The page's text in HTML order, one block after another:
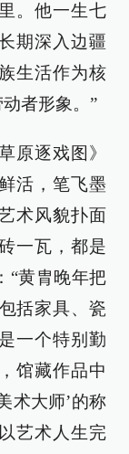
。他一生七
期深入边疆
生活作为核
者形象。”
原逐戏图》
活，笔飞墨
术风貌扑面
一瓦，都是
“黄胄晚年把
括家具、瓷
一个特别勤
馆藏作品中
术大师’的称
艺术人生完